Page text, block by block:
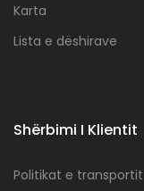
Karta
Lista e dëshirave
Shërbimi I Klientit
Politikat e transportit